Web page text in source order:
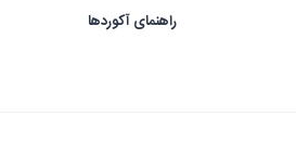
راهنمای آکوردها